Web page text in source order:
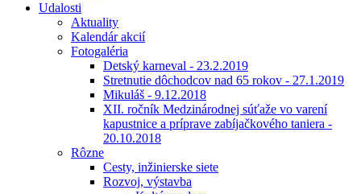
Udalosti
Aktuality
Kalendár akcií
Fotogaléria
Detský karneval - 23.2.2019
Stretnutie dôchodcov nad 65 rokov - 27.1.2019
Mikuláš - 9.12.2018
XII. ročník Medzinárodnej súťaže vo varení
kapustnice a príprave zabíjačkového taniera -
20.10.2018
Rôzne
Cesty, inžinierske siete
Rozvoj, výstavba